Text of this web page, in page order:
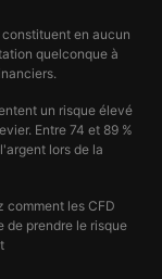
en aucun
quelconque à
un risque élevé
Entre 74 et 89 %
lors de la
comment les CFD
de prendre le risque